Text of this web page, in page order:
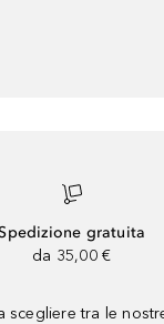
gratuita
da 35,00 €
tra le